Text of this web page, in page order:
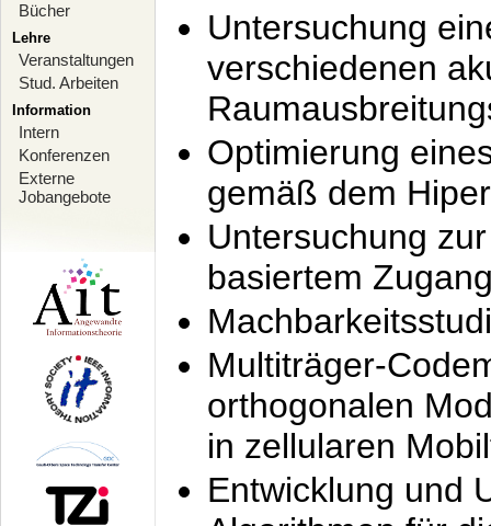
Bücher
Lehre
Veranstaltungen
Stud. Arbeiten
Information
Intern
Konferenzen
Externe
Jobangebote
Untersuchung
verschiedenen
Optimierung
gemäß dem
Untersuchung
basiertem
Multiträger-
orthogonalen
in zellularen
Entwicklung und